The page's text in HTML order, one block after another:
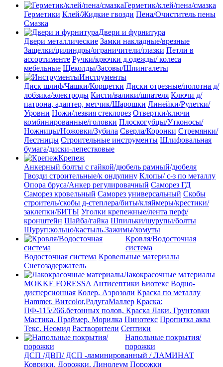
Герметик/клей/пена/смазка
Герметики Клей/Жидкие гвозди Пена/Очиститель пены
Смазка
Двери и фурнитура
Двери металлические Замки накладные/врезные
Защелки/цилиндры/ограничители/глазки Петли в
ассортименте Ручки/крючки д.одежды/ колеса
мебельные Щеколды/Засовы/Шпингалеты
Инструменты
Диск шлиф/Чашки/Корщетки Диски отрезные/полотна д/
лобзика/электроды Кисти/валики/шпателя Ключи д/
патрона, адаптер, метчик/Шарошки Линейки/Рулетки/
Уровни Ножи/лезвия стеклорез Отвертки/ключи
комбинированные/головки Плоскогубцы/Утконосы/
Ножницы/Ножовки/Зубила Сверла/Коронки Стремянки/
Лестницы Строительные инструменты Шлифовальная
бумага/диски-лепестковые
Крепеж
Анкерный болты с гайкой/дюбель рамный/дюбеля
Гвозди строительные/к ондулину Клопы/ с-з по металлу
Опора бруса/Анкер регулировачный Саморез ГД
Саморез кровельный Саморез универсальный Скобы
строитель/скобы д-степлера/биты/кляймеры/крестики/
заклепки/БИТЫ Уголки крепежные/лента перф/
кронштейн Шайба/гайка Шпильки/шурупы/болты
Шуруп:кольцо/кастыль.Зажимы/хомуты
Кровля/Водосточная
система
Водосточная система Кровельные материалы
Снегозадержатель
Лакокрасочные материалы
MOKKE FORESSA Антисептики Биотекс Водно-
дисперсионная Колер. Аэрозоли Краска по металлу
Hammer. Витcolor,РадугаМаллер Краска:
ПФ-115/266.бетонных полов, Краска Лаки. Грунтовки
Мастика. Праймер. Морилка Пинотекс Пропитка аква
Текс. Неомид Растворители Септики
Напольные покрытия/
порожки
ДСП /ДВП/ ДСП -ламинированный / ЛАМИНАТ
Коврики. Дорожки. Линолеум Порожки